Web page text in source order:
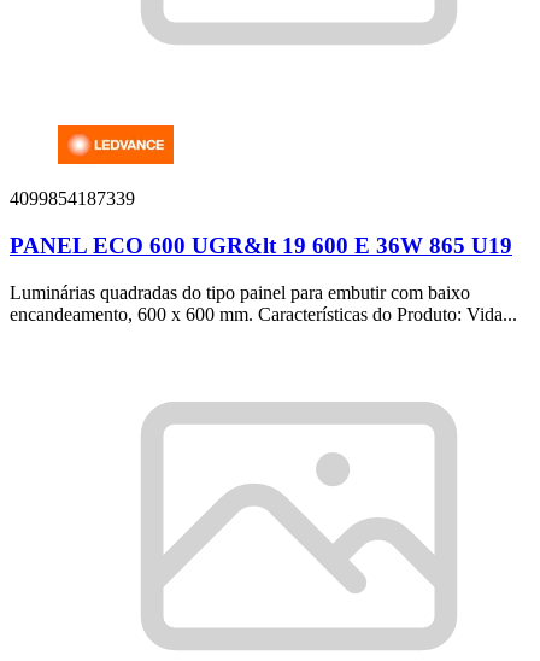
4099854187339
PANEL ECO 600 UGR&lt 19 600 E 36W 865 U19
Luminárias quadradas do tipo painel para embutir com baixo
encandeamento, 600 x 600 mm. Características do Produto: Vida...